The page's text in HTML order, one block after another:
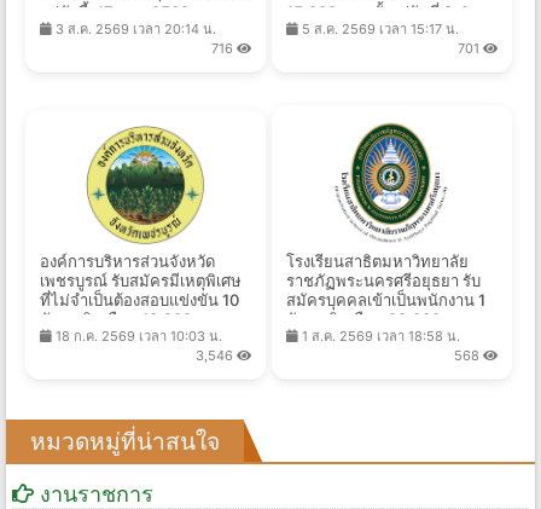
เเต่บัดนี้-17 ส.ค. 2569
3 ส.ค. 2569 เวลา 20:14 น.
716
15,000 บาท ตั้งแต่วันที่ 3-9
ส.ค. 2569
5 ส.ค. 2569 เวลา 15:17 น.
701
องค์การบริหารส่วนจังหวัด
เพชรบูรณ์ รับสมัครมีเหตุพิเศษ
ที่ไม่จำเป็นต้องสอบแข่งขัน 10
อัตรา เงินเดือน 18,200 บาท
ตั้งแต่วันที่ 5-14 ส.ค. 2569
18 ก.ค. 2569 เวลา 10:03 น.
3,546
โรงเรียนสาธิตมหาวิทยาลัย
ราชภัฏพระนครศรีอยุธยา รับ
สมัครบุคคลเข้าเป็นพนักงาน 1
อัตรา เงินเดือน 28,000 บาท
ตั้งแต่บัดนี้ - 13 ส.ค. 2569
1 ส.ค. 2569 เวลา 18:58 น.
568
หมวดหมู่ที่น่าสนใจ
งานราชการ